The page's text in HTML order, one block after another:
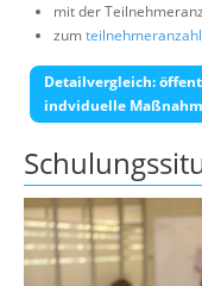
mit der
zum
Detailvergleich:
indviduelle